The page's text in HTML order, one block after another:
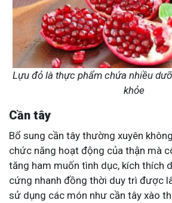
Lựu đỏ là thực phẩm chứa nhiều
khỏe
Cần tây
Bổ sung cần tây thường xuyên
chức năng hoạt động của thận mà
tăng ham muốn tình dục, kích thích
cứng nhanh đồng thời duy trì được
sử dụng các món như cần tây xào